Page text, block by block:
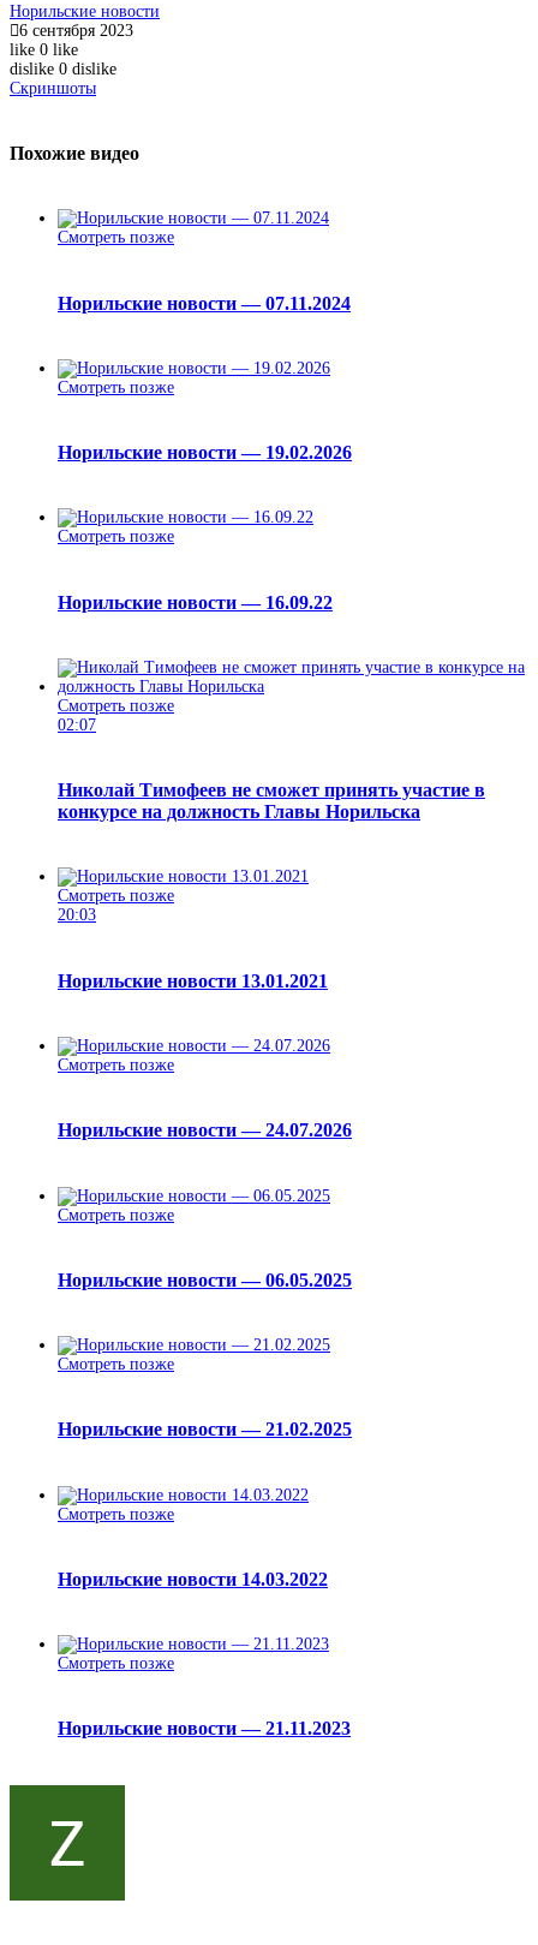
Норильские новости
6 сентября 2023
like 0 like
dislike 0 dislike
Скриншоты
Похожие видео
Смотреть позже
Норильские новости — 07.11.2024
Смотреть позже
Норильские новости — 19.02.2026
Смотреть позже
Норильские новости — 16.09.22
Смотреть позже
02:07
Николай Тимофеев не сможет принять участие в
конкурсе на должность Главы Норильска
Смотреть позже
20:03
Норильские новости 13.01.2021
Смотреть позже
Норильские новости — 24.07.2026
Смотреть позже
Норильские новости — 06.05.2025
Смотреть позже
Норильские новости — 21.02.2025
Смотреть позже
Норильские новости 14.03.2022
Смотреть позже
Норильские новости — 21.11.2023